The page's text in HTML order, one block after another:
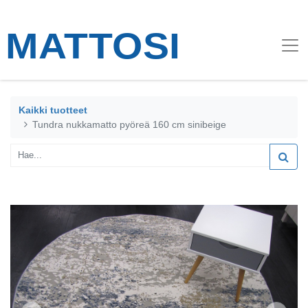
Kaikki tuotteet
Tundra nukkamatto pyöreä 160 cm sinibeige